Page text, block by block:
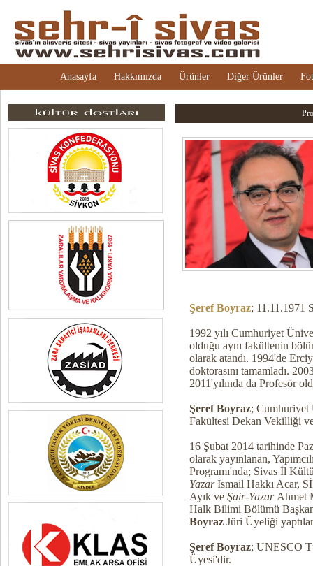
Anasayfa Hakkımızda Ürünler Diğer Ürünler
Şeref Boyraz; 11.11.1971
1992 yılı Cumhuriyet
olduğu aynı fakültenin
olarak atandı. 1994'de
doktorasını tamamladı.
2011'yılında da Profesör
Şeref Boyraz; Cumhuriyet
Fakültesi Dekan Vekilliği
16 Şubat 2014 tarihinde
olarak yayınlanan,
Programı'nda; Sivas İl
Yazarİsmail Hakkı Acar,
Ayık ve Şair-YazarAhmet
Halk Bilimi Bölümü
Boyraz Jüri Üyeliği
Şeref Boyraz; UNESCO
Üyesi'dir.